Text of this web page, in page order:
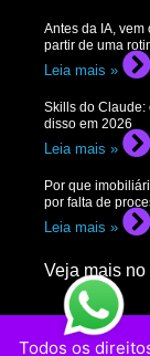
Antes da IA,
partir de uma
Leia mais »
Skills do Claude:
disso em 2026
Leia mais »
Por que
por falta de
Leia mais »
Veja mais
Todos os